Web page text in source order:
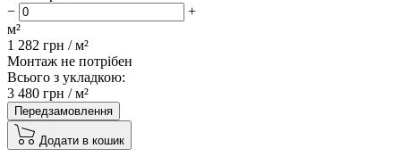
−
+
м²
1 282 грн /м²
Монтаж не потрібен
Всього з укладкою:
3 480 грн /м²
Передзамовлення
Додати в кошик